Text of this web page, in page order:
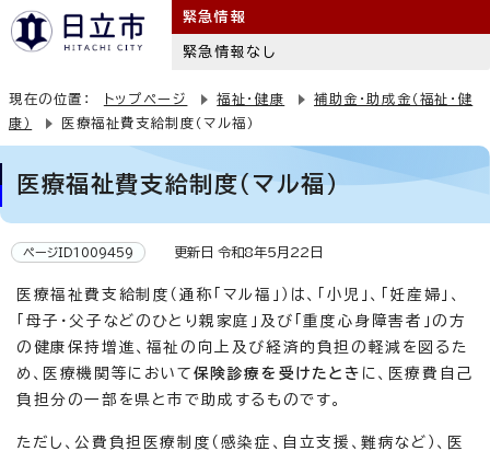
緊急情報
緊急情報なし
現在の位置： トップページ 福祉・健康
補助金・助成金（福祉・健
康）
医療福祉費支給制度（マル福）
医療福祉費支給制度（マル福）
ページID1009459 更新日 令和8年5月22日
医療福祉費支給制度（通称「マル福」）は、「小児」、「妊産婦」、
「母子・父子などのひとり親家庭」及び「重度心身障害者」の方
の健康保持増進、福祉の向上及び経済的負担の軽減を図るた
め、医療機関等において 保険診療を受けたとき に、医療費自己
負担分の一部を県と市で助成するものです。
ただし、公費負担医療制度（感染症、自立支援、難病など）、医